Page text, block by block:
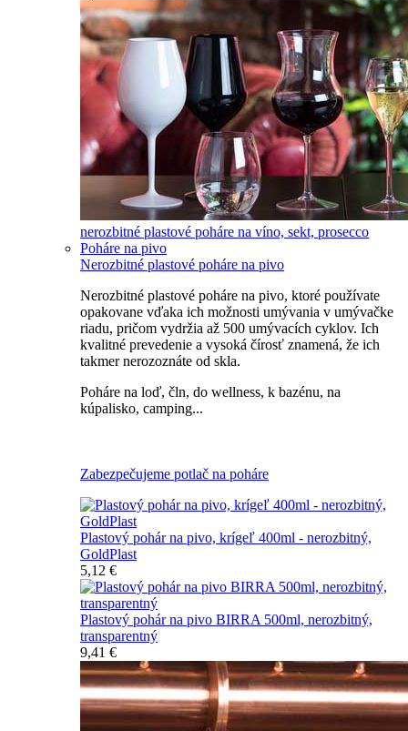
nerozbitné plastové poháre na víno, sekt, prosecco
Poháre na pivo
Nerozbitné plastové poháre na pivo
Nerozbitné plastové poháre na pivo, ktoré používate
opakovane vďaka ich možnosti umývania v umývačke
riadu, pričom vydržia až 500 umývacích cyklov. Ich
kvalitné prevedenie a vysoká čírosť znamená, že ich
takmer nerozoznáte od skla.
Poháre na loď, čln, do wellness, k bazénu, na
kúpalisko, camping...
Zabezpečujeme potlač na poháre
Plastový pohár na pivo, krígeľ 400ml - nerozbitný,
GoldPlast
5,12 €
Plastový pohár na pivo BIRRA 500ml, nerozbitný,
transparentný
9,41 €